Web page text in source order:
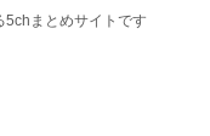
5chまとめサイトです